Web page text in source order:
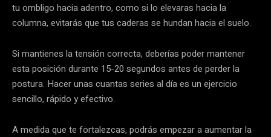
tu ombligo hacia adentro, como si lo elevaras hacia la
columna, evitarás que tus caderas se hundan hacia el suelo.
Si mantienes la tensión correcta, deberías poder mantener
esta posición durante 15-20 segundos antes de perder la
postura. Hacer unas cuantas series al día es un ejercicio
sencillo, rápido y efectivo.
A medida que te fortalezcas, podrás empezar a aumentar la